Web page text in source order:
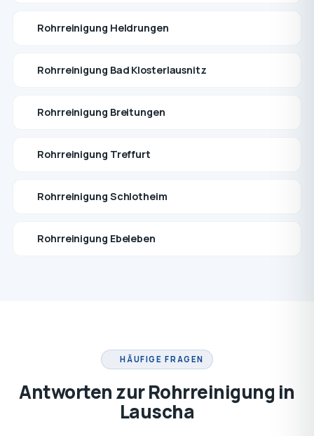
Rohrreinigung Heldrungen
Rohrreinigung Bad Klosterlausnitz
Rohrreinigung Breitungen
Rohrreinigung Treffurt
Rohrreinigung Schlotheim
Rohrreinigung Ebeleben
HÄUFIGE FRAGEN
Antworten zur Rohrreinigung in
Lauscha